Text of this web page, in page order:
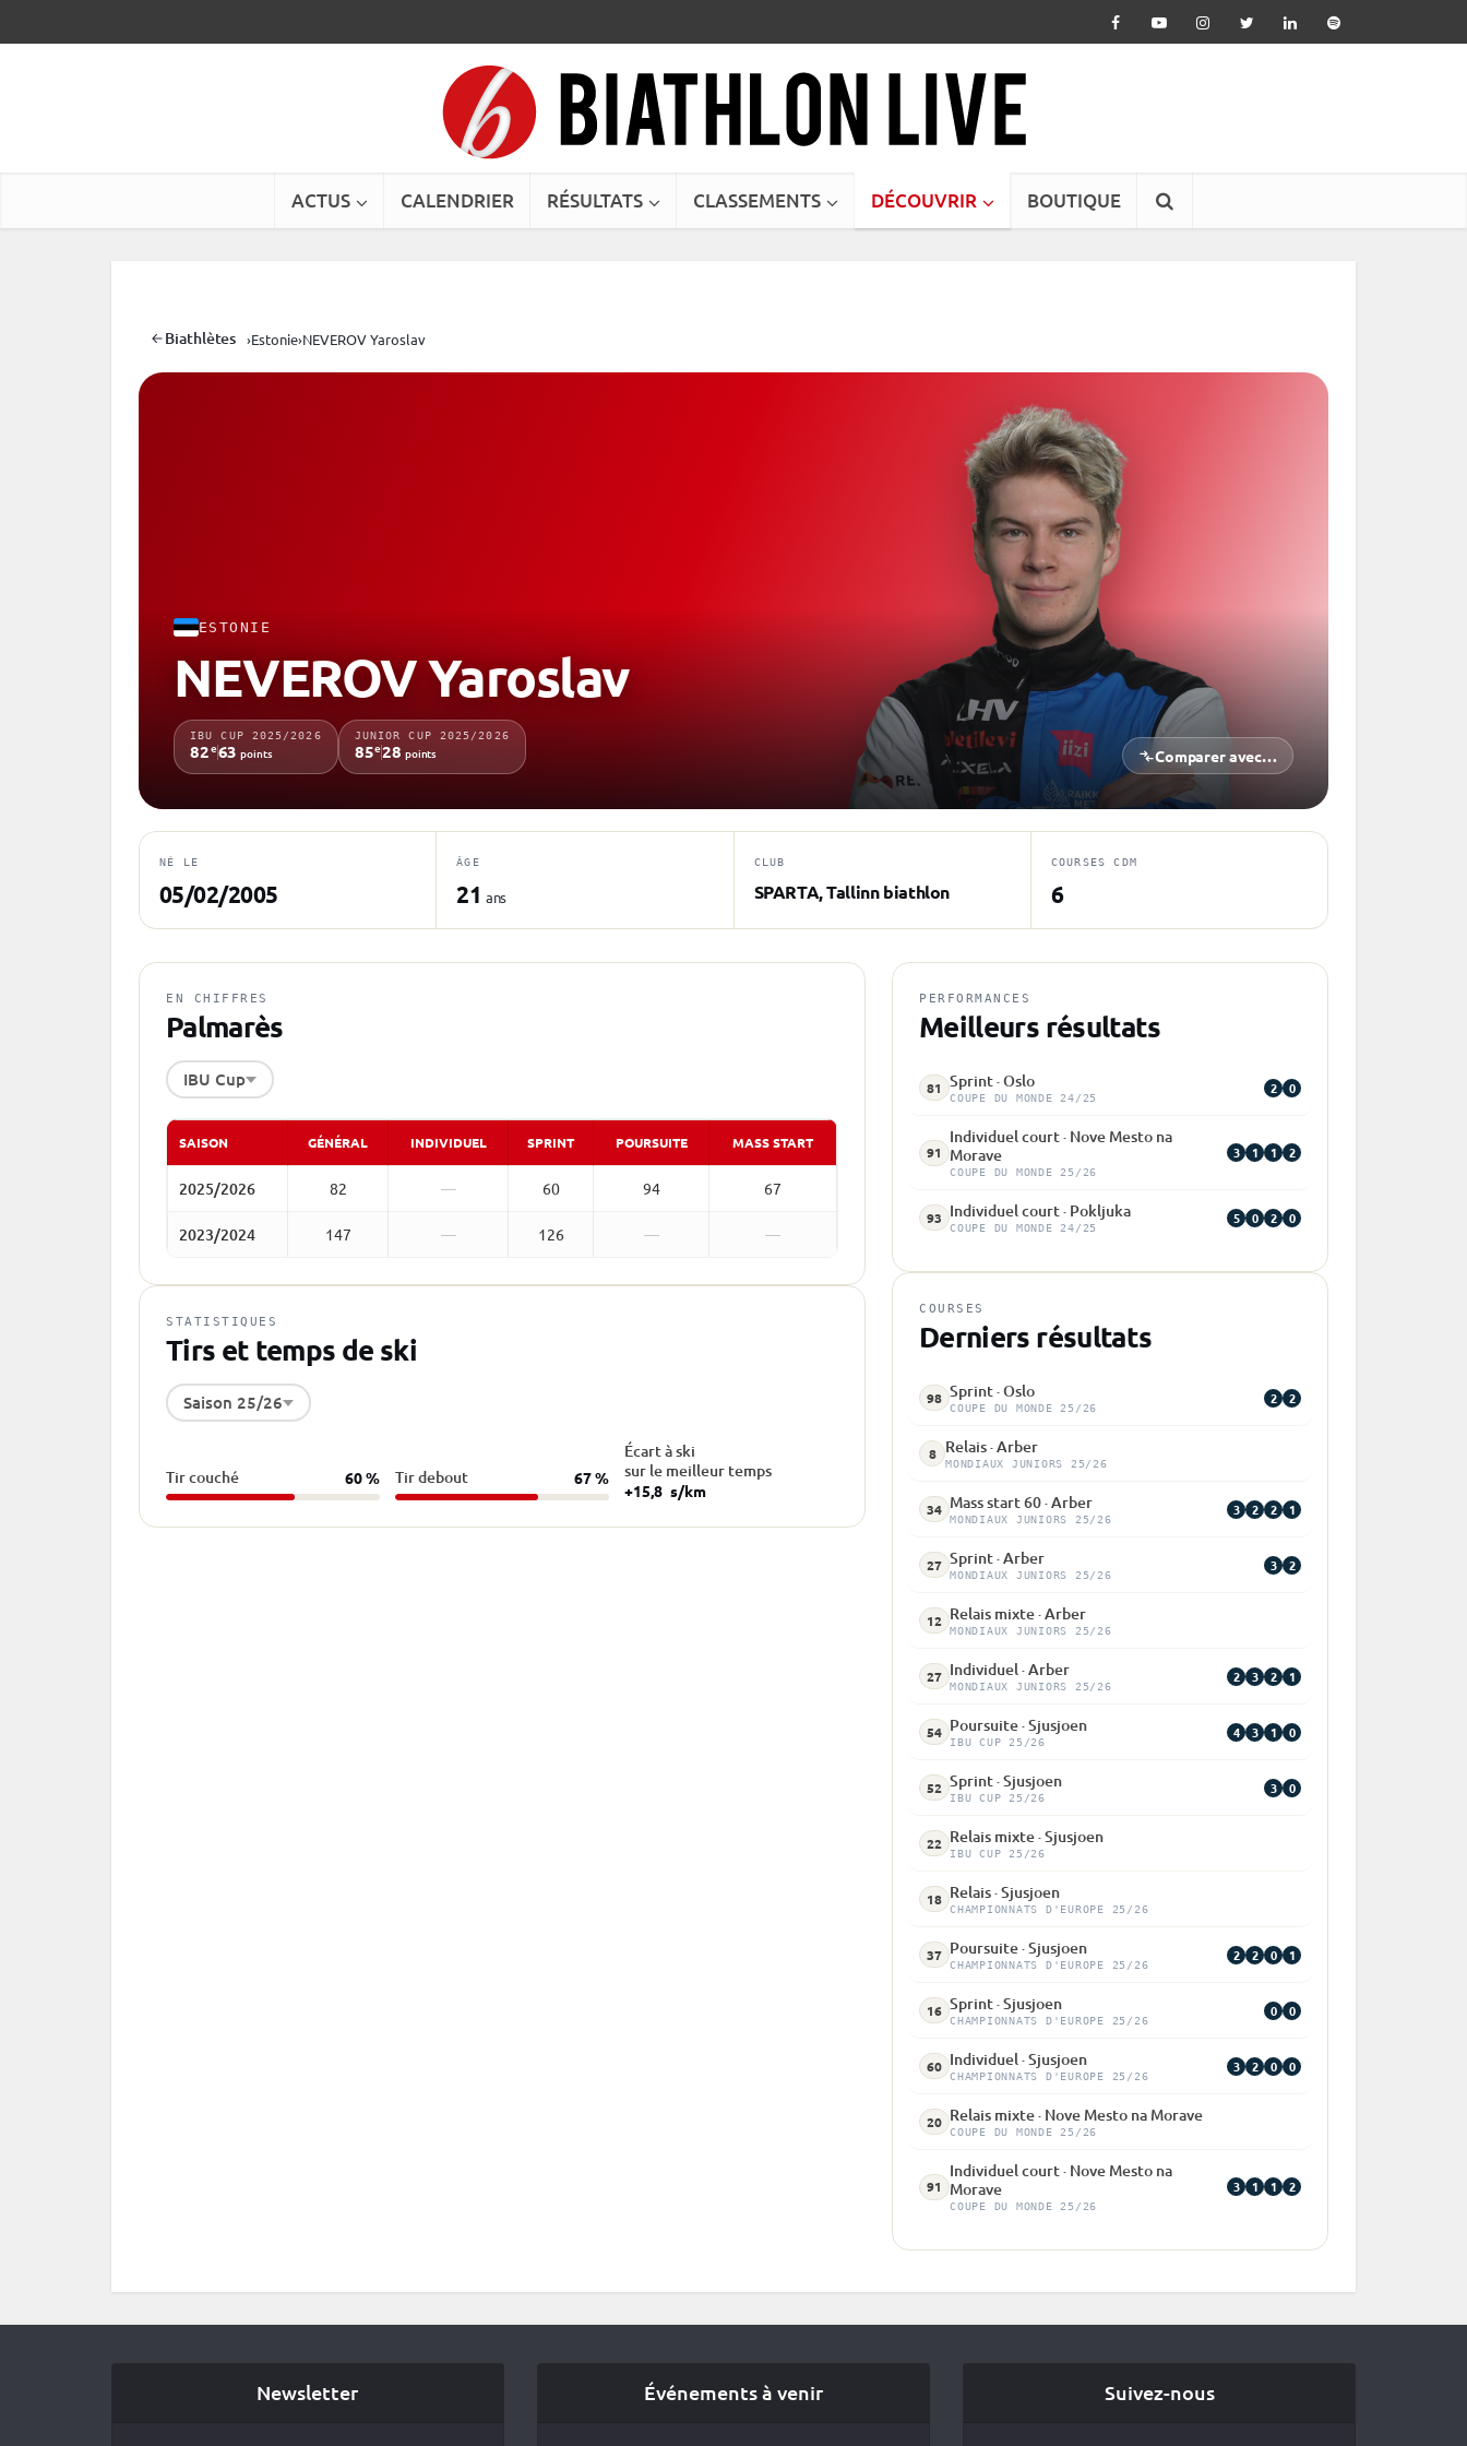
ACTUS CALENDRIER RÉSULTATS CLASSEMENTS DÉCOUVRIR BOUTIQUE
Biathlètes ›Estonie›NEVEROV Yaroslav
ESTONIE
NEVEROV Yaroslav
IBU CUP 2025/2026
82e63 points
JUNIOR CUP 2025/2026
85e28 points Comparer avec…
NÉ LE
05/02/2005
ÂGE
21 ans
CLUB
SPARTA, Tallinn biathlon
COURSES CDM
6
EN CHIFFRES
Palmarès
IBU Cup
SAISON GÉNÉRAL INDIVIDUEL SPRINT POURSUITE MASS START
2025/2026 82 — 60 94 67
2023/2024 147 — 126 — —
STATISTIQUES
Tirs et temps de ski
Saison 25/26
Tir couché 60 % Tir debout 67 %
Écart à ski
sur le meilleur temps
+15,8 s/km
PERFORMANCES
Meilleurs résultats
81 Sprint · Oslo
COUPE DU MONDE 24/25
2 0
91
Individuel court · Nove Mesto na
Morave
COUPE DU MONDE 25/26
3 1 1 2
93 Individuel court · Pokljuka
COUPE DU MONDE 24/25
5 0 2 0
COURSES
Derniers résultats
98 Sprint · Oslo
COUPE DU MONDE 25/26
2 2
8 Relais · Arber
MONDIAUX JUNIORS 25/26
34 Mass start 60 · Arber
MONDIAUX JUNIORS 25/26
3 2 2 1
27 Sprint · Arber
MONDIAUX JUNIORS 25/26
3 2
12 Relais mixte · Arber
MONDIAUX JUNIORS 25/26
27 Individuel · Arber
MONDIAUX JUNIORS 25/26
2 3 2 1
54 Poursuite · Sjusjoen
IBU CUP 25/26
4 3 1 0
52 Sprint · Sjusjoen
IBU CUP 25/26
3 0
22 Relais mixte · Sjusjoen
IBU CUP 25/26
18 Relais · Sjusjoen
CHAMPIONNATS D'EUROPE 25/26
37 Poursuite · Sjusjoen
CHAMPIONNATS D'EUROPE 25/26
2 2 0 1
16 Sprint · Sjusjoen
CHAMPIONNATS D'EUROPE 25/26
0 0
60 Individuel · Sjusjoen
CHAMPIONNATS D'EUROPE 25/26
3 2 0 0
20 Relais mixte · Nove Mesto na Morave
COUPE DU MONDE 25/26
91
Individuel court · Nove Mesto na
Morave
COUPE DU MONDE 25/26
3 1 1 2
Newsletter Événements à venir Suivez-nous